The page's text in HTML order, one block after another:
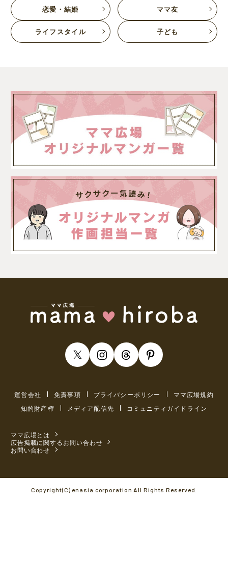
恋愛・結婚 ママ友
ライフスタイル 子ども
運営会社 免責事項 プライバシーポリシー
ママ広場規約
知的財産権
メディア配信先 コミュニティガイドライン
ママ広場とは
広告掲載に関するお問い合わせ
お問い合わせ
Copyright(C) enasia corporation All Rights Reserved.